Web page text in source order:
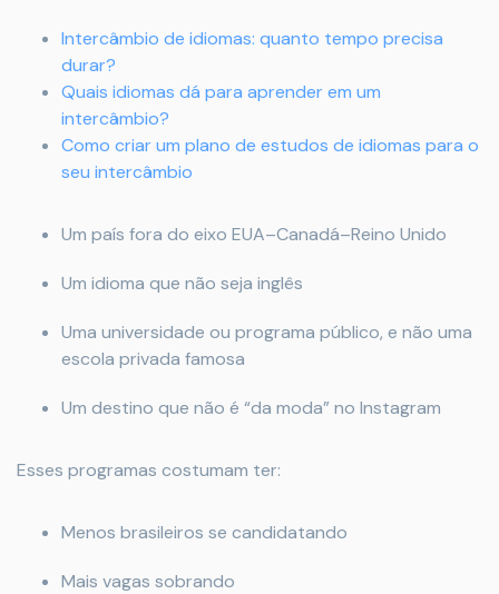
Intercâmbio de idiomas: quanto tempo precisa
durar?
Quais idiomas dá para aprender em um
intercâmbio?
Como criar um plano de estudos de idiomas para o
seu intercâmbio
Um país fora do eixo EUA–Canadá–Reino Unido
Um idioma que não seja inglês
Uma universidade ou programa público, e não uma
escola privada famosa
Um destino que não é “da moda” no Instagram
Esses programas costumam ter:
Menos brasileiros se candidatando
Mais vagas sobrando